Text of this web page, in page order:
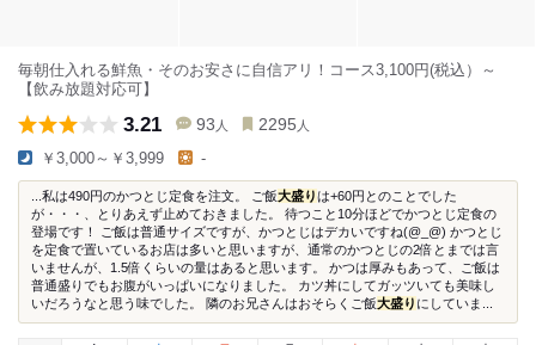
毎朝仕入れる鮮魚・そのお安さに自信アリ！コース3,100円(税込）～
【飲み放題対応可】
3.21 93 人 2295 人
￥3,000～￥3,999 -
...私は490円のかつとじ定食を注文。 ご飯大盛りは+60円とのことでした
が・・・、とりあえず止めておきました。 待つこと10分ほどでかつとじ定食の
登場です！ ご飯は普通サイズですが、かつとじはデカいですね(@_@) かつとじ
を定食で置いているお店は多いと思いますが、通常のかつとじの2倍とまでは言
いませんが、1.5倍くらいの量はあると思います。 かつは厚みもあって、ご飯は
普通盛りでもお腹がいっぱいになりました。 カツ丼にしてガッツいても美味し
いだろうなと思う味でした。 隣のお兄さんはおそらくご飯大盛り にしていま...